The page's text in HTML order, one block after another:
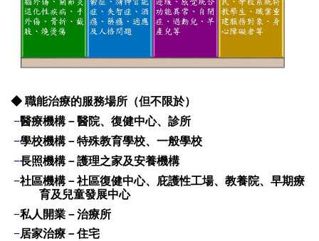
◆ 職能治療的服務場所（但不限於）
−醫療機構－醫院、復健中心、診所
−學校機構－特殊教育學校、一般學校
−長照機構－護理之家及安養機構
−社區機構－社區復健中心、庇護性工場、 教養院、早期療
育及兒童發展中心
−私人開業－治療所
−居家治療－住宅